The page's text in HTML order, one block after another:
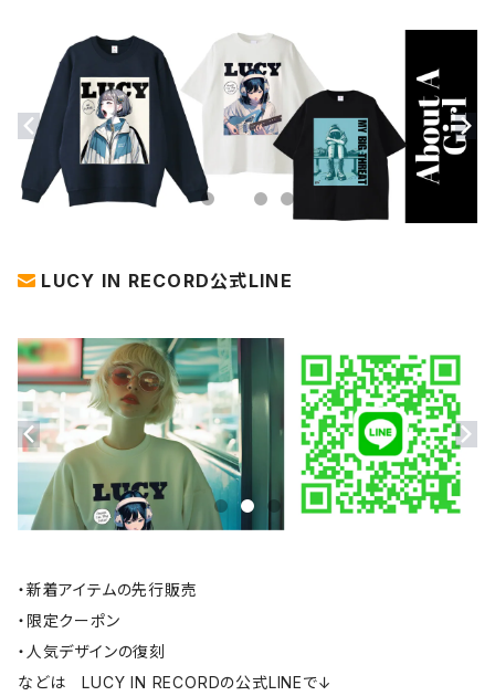
LUCY IN RECORD公式LINE
・新着アイテムの先行販売
・限定クーポン
・人気デザインの復刻
などは LUCY IN RECORDの公式LINEで↓